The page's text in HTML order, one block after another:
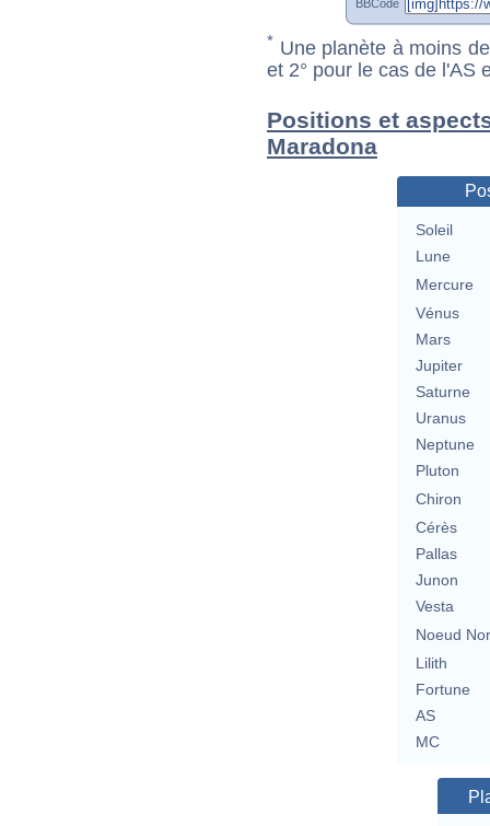
BBCode
* Une planète à moins
et 2° pour le cas de l'AS
Positions et
Maradona
Soleil
Lune
Mercure
Vénus
Mars
Jupiter
Saturne
Uranus
Neptune
Pluton
Chiron
Cérès
Pallas
Junon
Vesta
Noeud
Lilith
Fortune
AS
MC